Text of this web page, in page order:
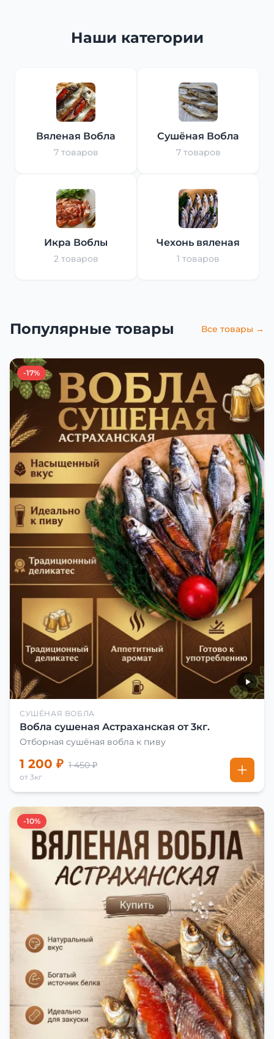
Наши категории
Вяленая Вобла
7 товаров
Сушёная Вобла
7 товаров
Икра Воблы
2 товаров
Чехонь вяленая
1 товаров
Популярные товары Все товары →
-17%
СУШЁНАЯ ВОБЛА
Вобла сушеная Астраханская от 3кг.
Отборная сушёная вобла к пиву
1 200 ₽ 1 450 ₽
от 3кг
-10%